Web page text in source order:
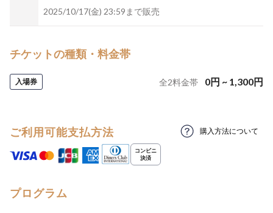
2025/10/17(金) 23:59まで販売
チケットの種類・料金帯
入場券 全2料金帯 0円 ~ 1,300円
ご利用可能支払方法 購入方法について
プログラム